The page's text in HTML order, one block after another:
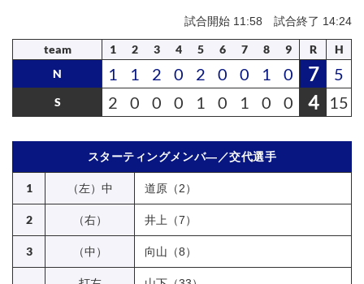
試合開始 11:58 試合終了 14:24
team 1 2 3 4 5 6 7 8 9 R
H
N
1 1 2 0 2 0 0 1 0 7 5
S 2 0 0 0 1 0 1 0 0 4 15
スターティングメンバ―／交代選手
1 （左）中 道原（2）
2 （右） 井上（7）
3 （中） 向山（8）